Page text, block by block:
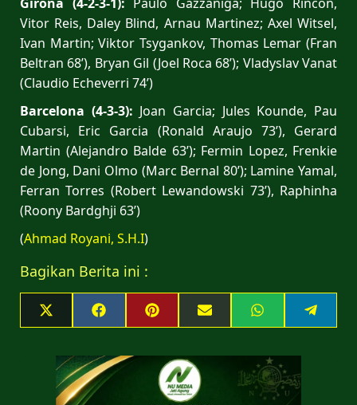
Vitor Reis, Daley Blind, Arnau Martinez; Axel Witsel,
Ivan Martin; Viktor Tsygankov, Thomas Lemar (Fran
Beltran 68’), Bryan Gil (Joel Roca 68’); Vladyslav Vanat
(Claudio Echeverri 74’)
Barcelona (4-3-3): Joan Garcia; Jules Kounde, Pau
Cubarsi, Eric Garcia (Ronald Araujo 73’), Gerard
Martin (Alejandro Balde 63’); Fermin Lopez, Frenkie
de Jong, Dani Olmo (Marc Bernal 80’); Lamine Yamal,
Ferran Torres (Robert Lewandowski 73’), Raphinha
(Roony Bardghji 63’)
(Ahmad Royani, S.H.I)
Bagikan Berita ini :